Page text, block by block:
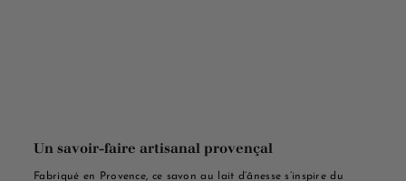
Un savoir-faire artisanal provençal
Fabriqué en Provence, ce savon au lait d’ânesse s’inspire du